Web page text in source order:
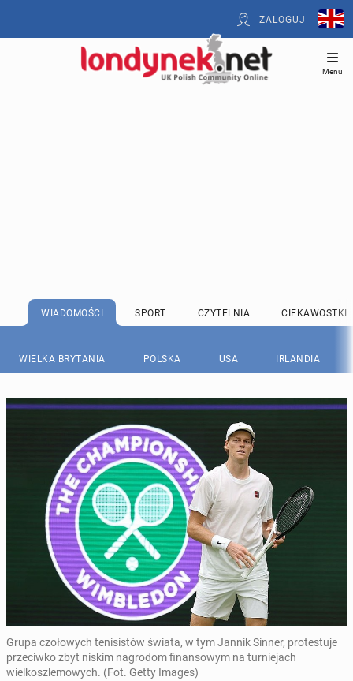
ZALOGUJ
Menu
WIADOMOŚCI SPORT CZYTELNIA CIEKAWOSTKI
WIELKA BRYTANIA POLSKA USA IRLANDIA
Grupa czołowych tenisistów świata, w tym Jannik Sinner, protestuje
przeciwko zbyt niskim nagrodom finansowym na turniejach
wielkoszlemowych. (Fot. Getty Images)